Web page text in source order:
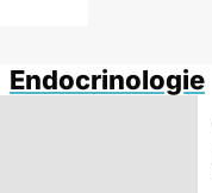
Endocrinologie